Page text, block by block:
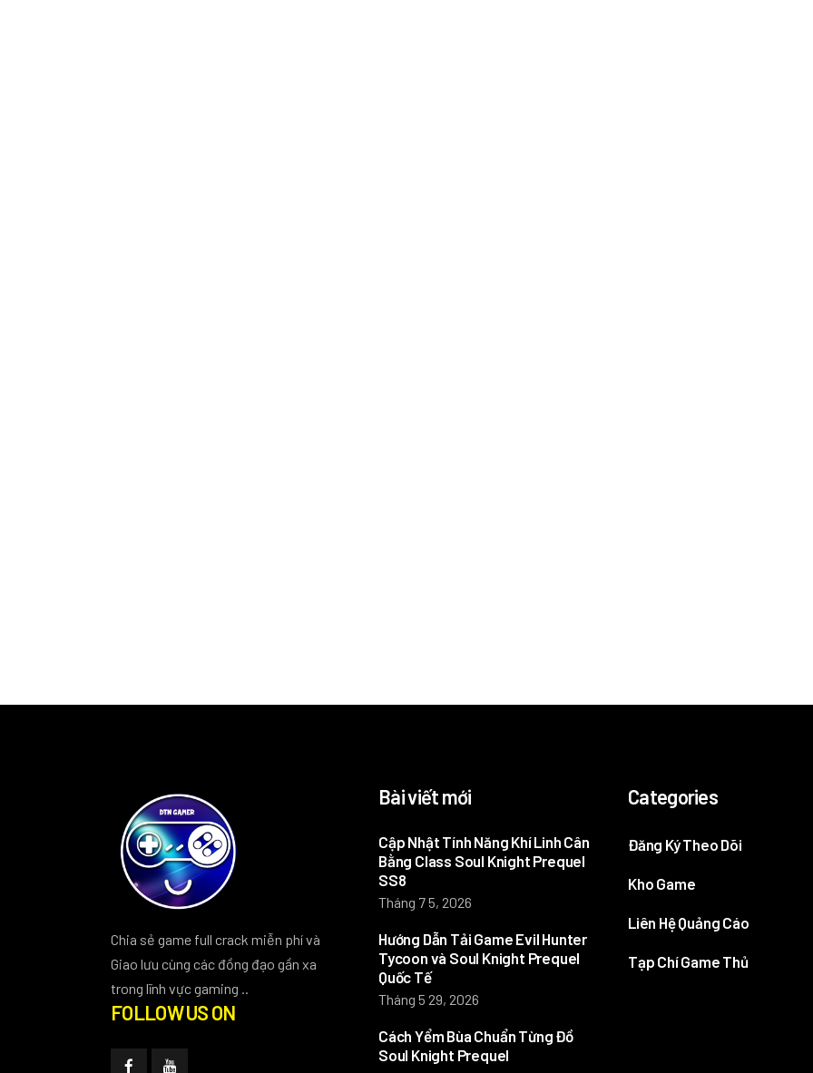
Chia sẻ game full crack miễn phí và
Giao lưu cùng các đồng đạo gần xa
trong lĩnh vực gaming ..
FOLLOW US ON
Bài viết mới
Cập Nhật Tính Năng Khí Linh Cân
Bằng Class Soul Knight Prequel
SS8
Tháng 7 5, 2026
Hướng Dẫn Tải Game Evil Hunter
Tycoon và Soul Knight Prequel
Quốc Tế
Tháng 5 29, 2026
Cách Yểm Bùa Chuẩn Từng Đồ
Soul Knight Prequel
Categories
Đăng Ký Theo Dõi
Kho Game
Liên Hệ Quảng Cáo
Tạp Chí Game Thủ